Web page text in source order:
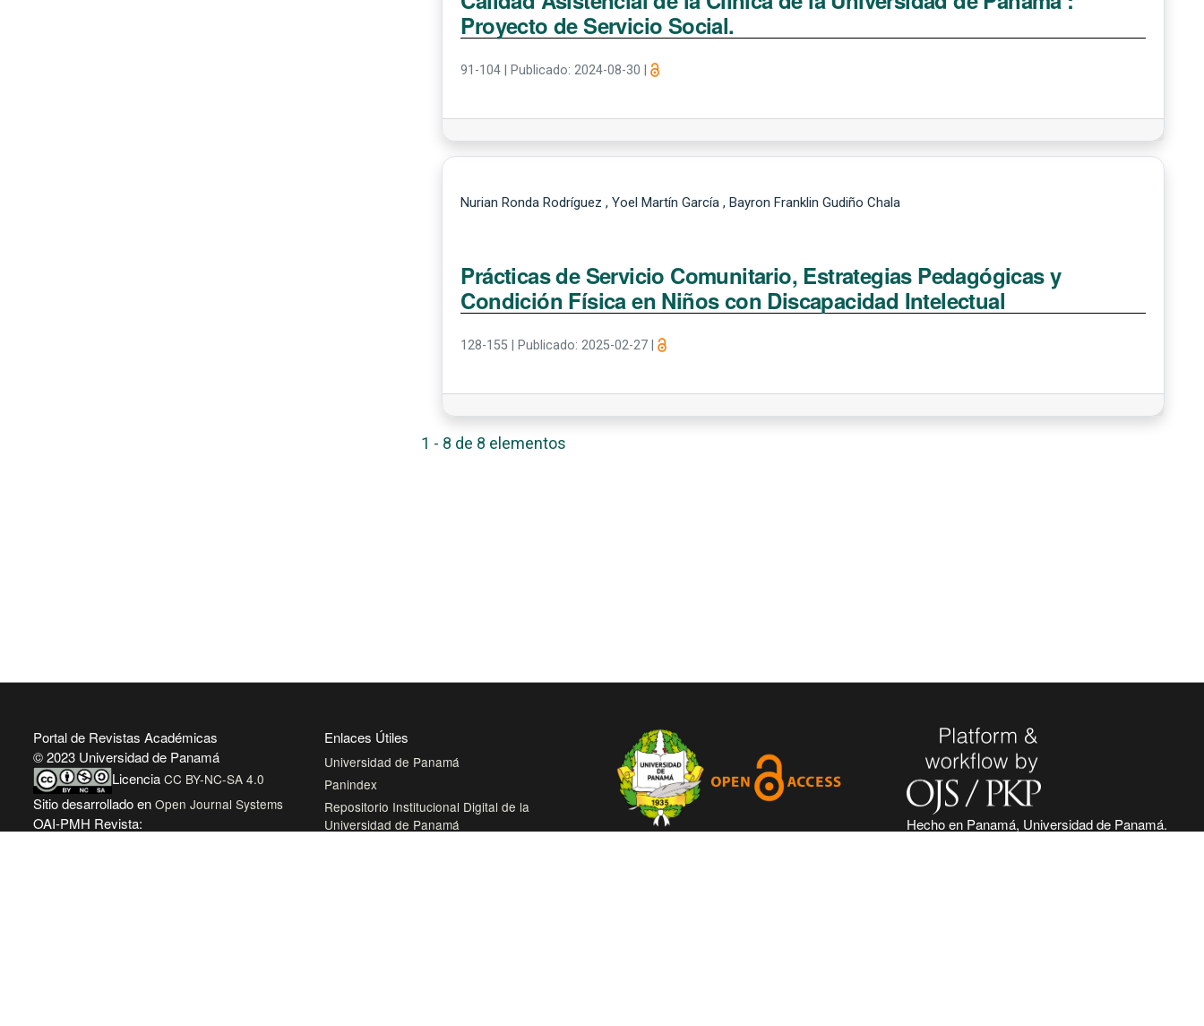
Proyecto de Servicio Social.
91-104 Publicado: 2024-08-30 |
Nurian Ronda Rodríguez , Yoel Martín García , Bayron Franklin Gudiño Chala
Prácticas de Servicio Comunitario, Estrategias Pedagógicas y
Condición Física en Niños con Discapacidad Intelectual
128-155 Publicado: 2025-02-27 |
1 - 8 de 8 elementos
Portal de Revistas Académicas
© 2023 Universidad de Panamá
Licencia CC BY-NC-SA 4.0
Sitio desarrollado en Open Journal Systems
OAI-PMH Revista:
Enlaces Útiles
Universidad de Panamá
Panindex
Repositorio Institucional Digital de la
Universidad de Panamá
Con este proyecto la Universidad de
Hecho en Panamá, Universidad de Panamá.